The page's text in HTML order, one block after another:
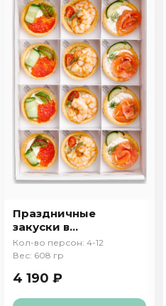
Праздничные
закуски в
тарталетках
Кол-во персон: 4-12
Вес: 608 гр
4 190 ₽